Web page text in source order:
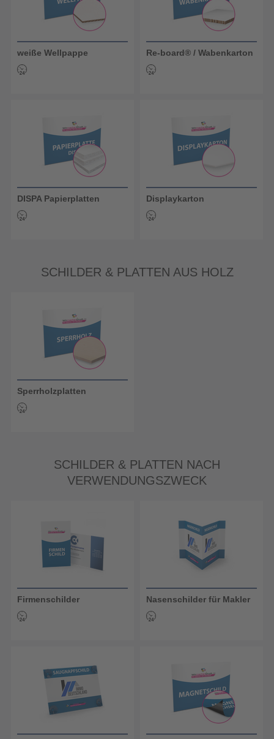
weiße Wellpappe Re-board® / Wabenkarton
DISPA Papierplatten Displaykarton
SCHILDER & PLATTEN AUS HOLZ
Sperrholzplatten
SCHILDER & PLATTEN NACH
VERWENDUNGSZWECK
Firmenschilder Nasenschilder für Makler